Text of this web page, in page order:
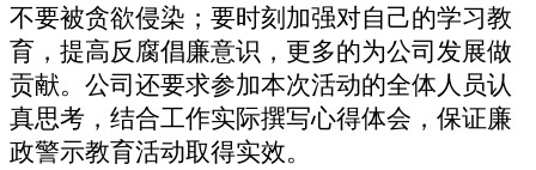
不要被贪欲侵染；要时刻加强对自己的学习教
育，提高反腐倡廉意识，更多的为公司发展做
贡献。公司还要求参加本次活动的全体人员认
真思考，结合工作实际撰写心得体会，保证廉
政警示教育活动取得实效。